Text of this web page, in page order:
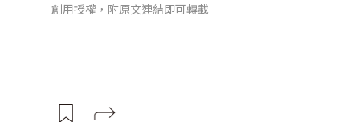
創用授權，附原文連結即可轉載